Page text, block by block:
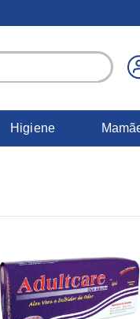
Higiene